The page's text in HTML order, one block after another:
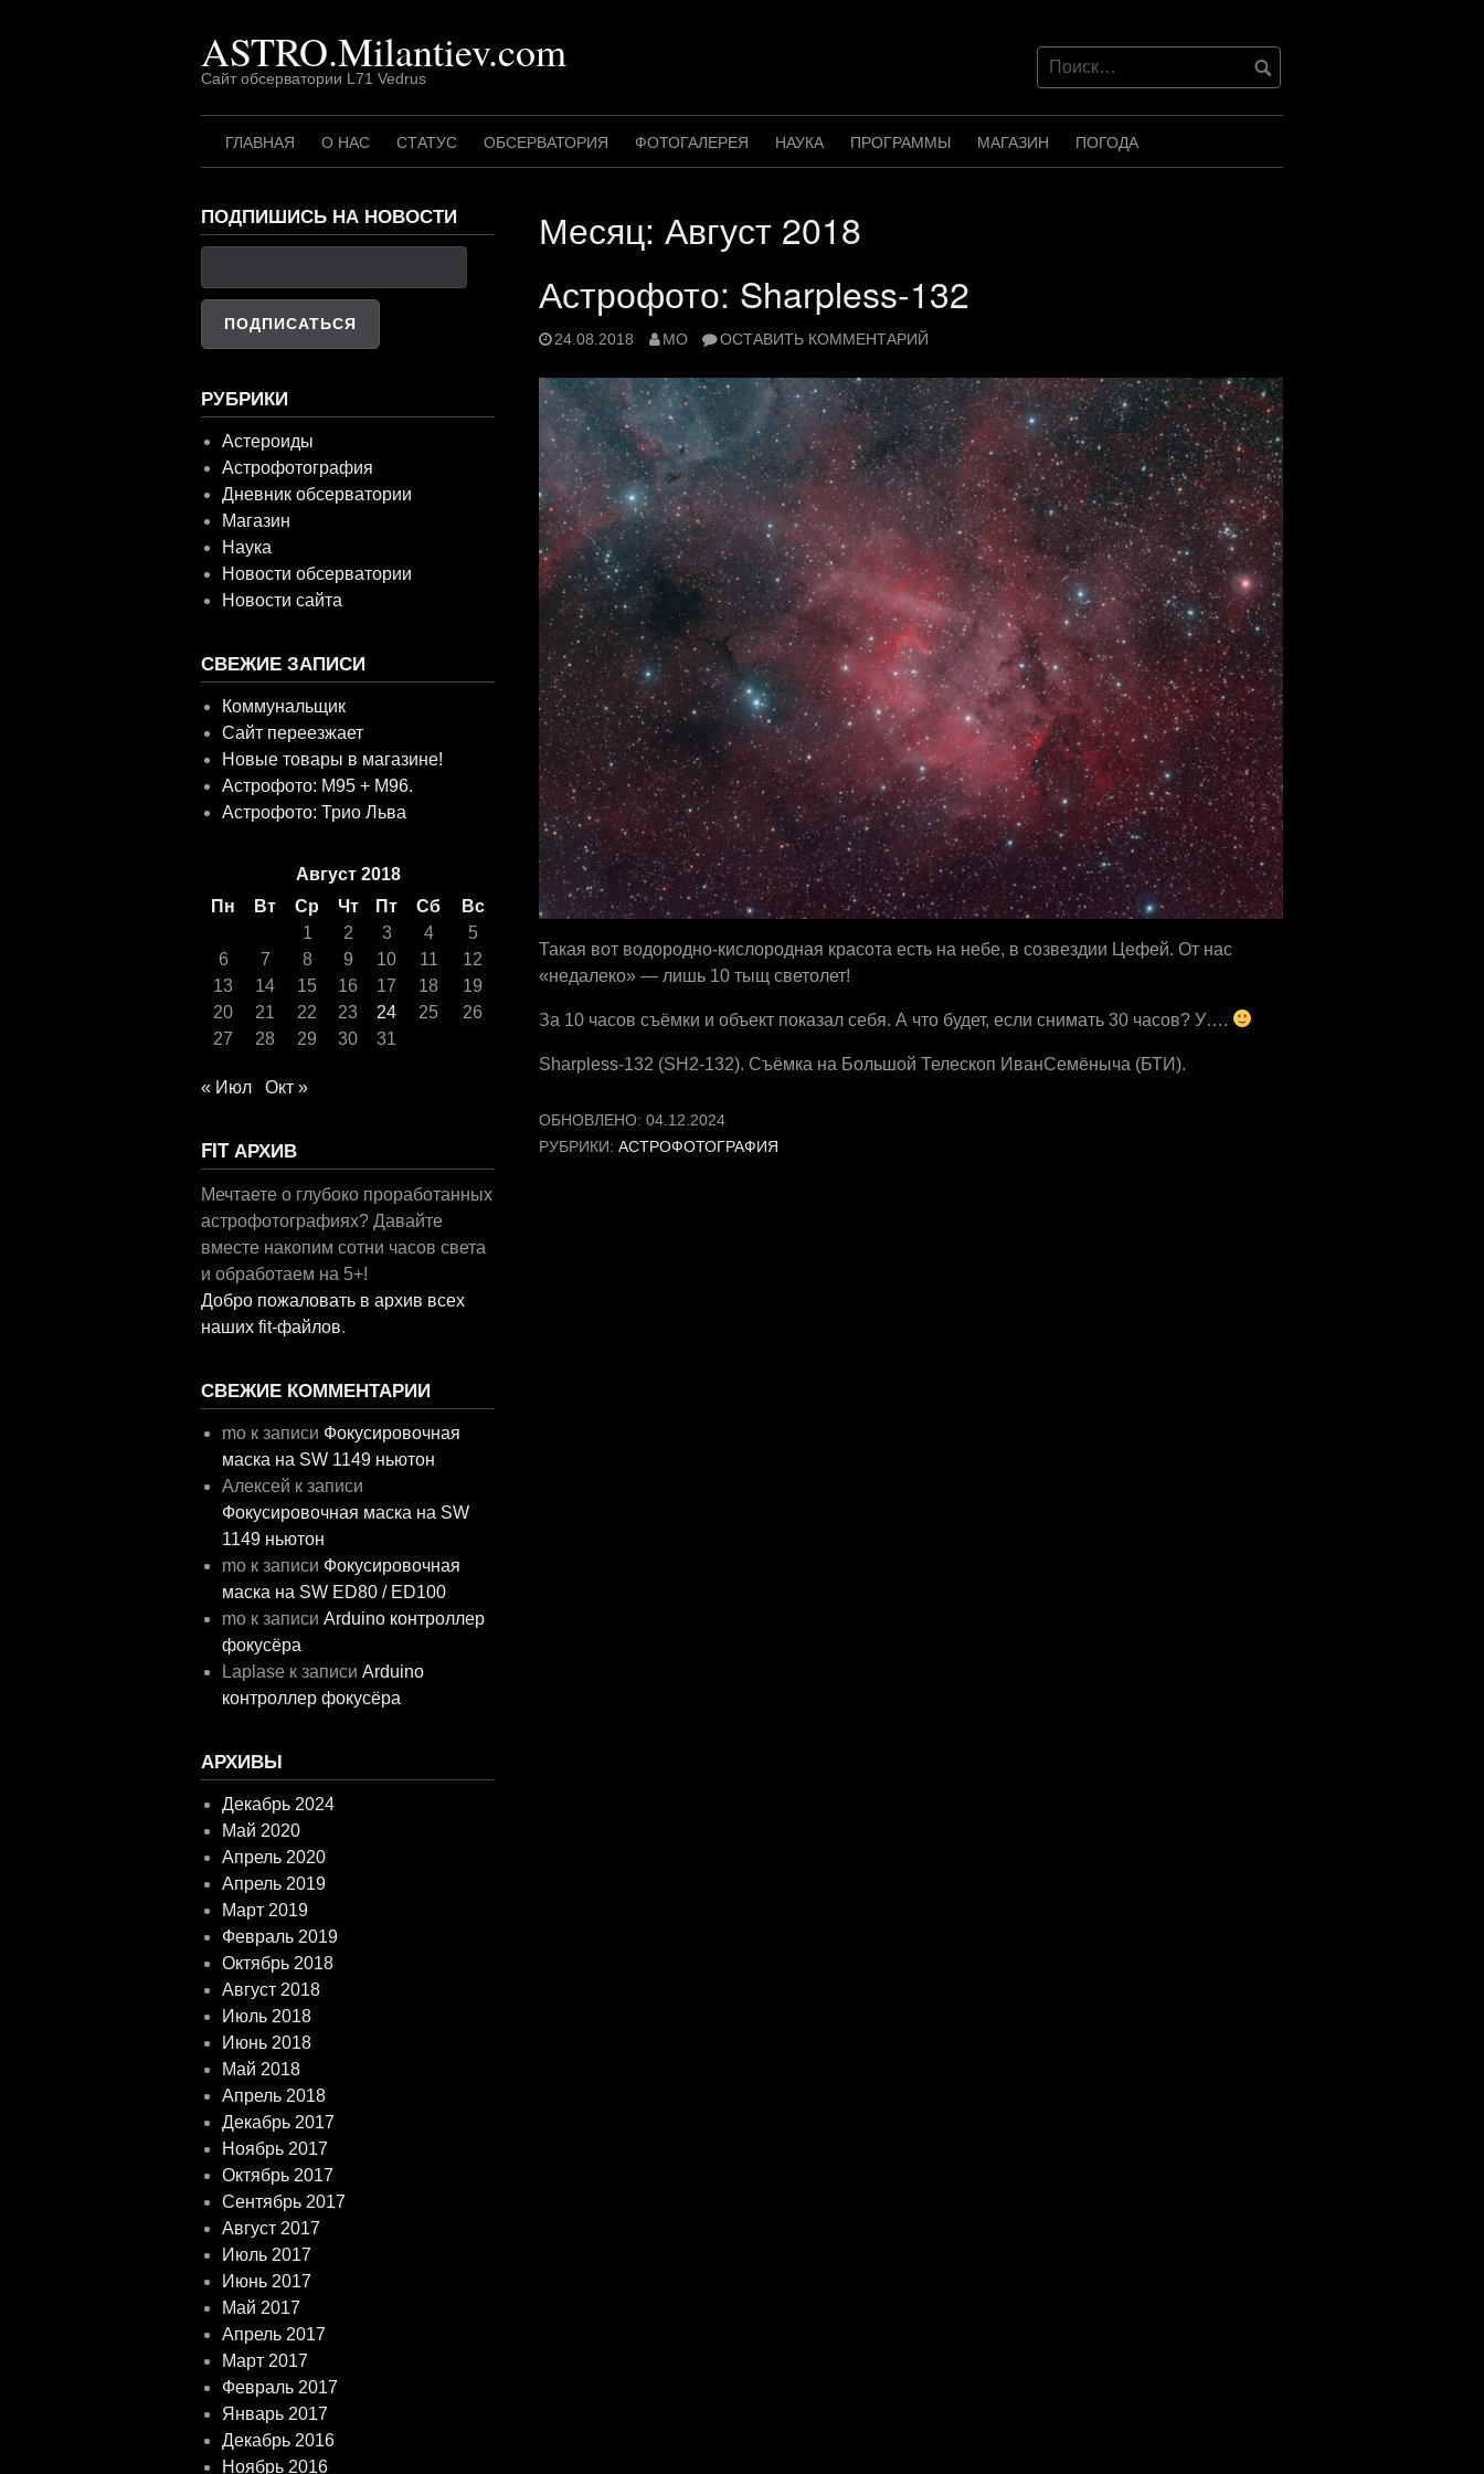
ASTRO.Milantiev.com
Сайт обсерватории L71 Vedrus
ГЛАВНАЯ О НАС СТАТУС ОБСЕРВАТОРИЯ ФОТОГАЛЕРЕЯ НАУКА ПРОГРАММЫ МАГАЗИН ПОГОДА
Месяц: Август 2018
Астрофото: Sharpless-132
24.08.2018 MO ОСТАВИТЬ КОММЕНТАРИЙ
Такая вот водородно-кислородная красота есть на небе, в созвездии Цефей. От нас
«недалеко» — лишь 10 тыщ светолет!
За 10 часов съёмки и объект показал себя. А что будет, если снимать 30 часов? У….
Sharpless-132 (SH2-132). Съёмка на Большой Телескоп ИванСемёныча (БТИ).
ОБНОВЛЕНО: 04.12.2024
РУБРИКИ: АСТРОФОТОГРАФИЯ
ПОДПИШИСЬ НА НОВОСТИ
РУБРИКИ
Астероиды
Астрофотография
Дневник обсерватории
Магазин
Наука
Новости обсерватории
Новости сайта
СВЕЖИЕ ЗАПИСИ
Коммунальщик
Сайт переезжает
Новые товары в магазине!
Астрофото: M95 + M96.
Астрофото: Трио Льва
Август 2018
Пн
Вт Ср Чт Пт Сб
Вс
1
2 3 4
5
6
7 8 9 10 11
12
13
14 15 16 17 18
19
20
21 22 23 24 25
26
27
28 29 30 31
« Июл Окт »
FIT АРХИВ
Мечтаете о глубоко проработанных
астрофотографиях? Давайте
вместе накопим сотни часов света
и обработаем на 5+!
Добро пожаловать в архив всех
наших fit-файлов.
СВЕЖИЕ КОММЕНТАРИИ
mo к записи Фокусировочная
маска на SW 1149 ньютон
Алексей к записи
Фокусировочная маска на SW
1149 ньютон
mo к записи Фокусировочная
маска на SW ED80 / ED100
mo к записиArduino контроллер
фокусёра
Laplase к записиArduino
контроллер фокусёра
АРХИВЫ
Декабрь 2024
Май 2020
Апрель 2020
Апрель 2019
Март 2019
Февраль 2019
Октябрь 2018
Август 2018
Июль 2018
Июнь 2018
Май 2018
Апрель 2018
Декабрь 2017
Ноябрь 2017
Октябрь 2017
Сентябрь 2017
Август 2017
Июль 2017
Июнь 2017
Май 2017
Апрель 2017
Март 2017
Февраль 2017
Январь 2017
Декабрь 2016
Ноябрь 2016